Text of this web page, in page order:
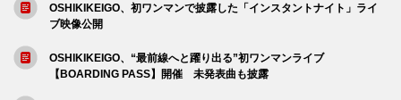
OSHIKIKEIGO、初ワンマンで披露した「インスタントナイト」ライ
ブ映像公開
OSHIKIKEIGO、“最前線へと躍り出る”初ワンマンライブ
【BOARDING PASS】開催 未発表曲も披露